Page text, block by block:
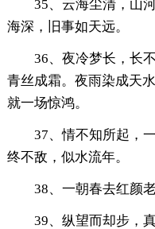
35、云海尘清，山河
海深，旧事如天远。
36、夜冷梦长，长不
青丝成霜。夜雨染成天
就一场惊鸿。
37、情不知所起，一
终不敌，似水流年。
38、一朝春去红颜老
39、纵望而却步，真